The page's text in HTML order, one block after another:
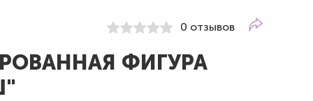
0 отзывов
ФИГУРА